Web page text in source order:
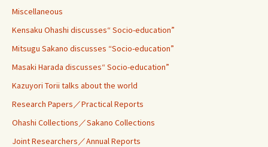
Miscellaneous
Kensaku Ohashi discusses“ Socio-education”
Mitsugu Sakano discusses “Socio-education”
Masaki Harada discusses“ Socio-education”
Kazuyori Torii talks about the world
Research Papers／Practical Reports
Ohashi Collections／Sakano Collections
Joint Researchers／Annual Reports